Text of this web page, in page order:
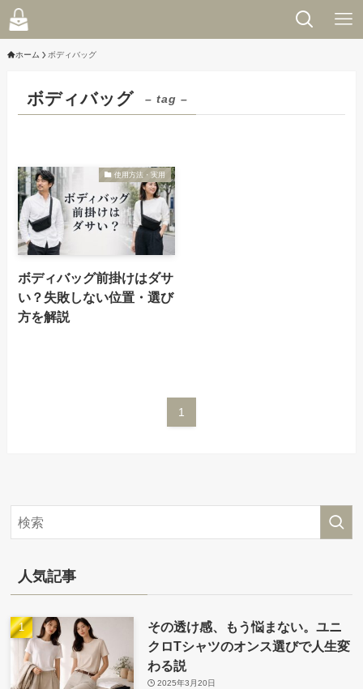
ホーム ボディバッグ
ボディバッグ – tag –
使用方法・実用
ボディバッグ前掛けはダサ
い？失敗しない位置・選び
方を解説
1
人気記事
その透け感、もう悩まない。ユニ
クロTシャツのオンス選びで人生変
わる説
2025年3月20日